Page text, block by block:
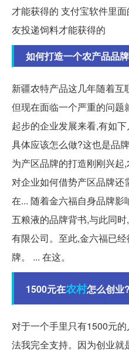
才能获得的 支付宝软件里
友投递饲料才能获得的
如何打造一个农产品品
新疆农特产品这几年随着
但现在面临一个严重的问题
起步的企业发展来看,有如
具体应该怎么做?这也是品
为产区品牌的打造刚刚兴
对企业如何借势产区品牌还
在... 随着金六福自身品牌
五粮液的品牌背书,与此同
有限公司。至此,金六福已
牌。 ... 在这。
1500元在农村怎么创业?
对于一个手里只有1500元
法我完全支持。因为创业